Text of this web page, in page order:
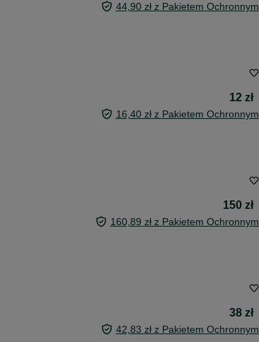
44,90 zł z Pakietem Ochronnym
12 zł
16,40 zł z Pakietem Ochronnym
150 zł
160,89 zł z Pakietem Ochronnym
38 zł
42,83 zł z Pakietem Ochronnym